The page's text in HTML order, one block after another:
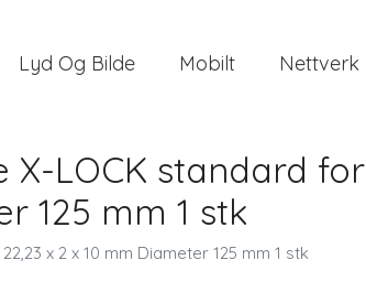
Lyd Og Bilde Mobilt Nettverk
X-LOCK standard for
125 mm 1 stk
x 2 x 10 mm Diameter 125 mm 1 stk